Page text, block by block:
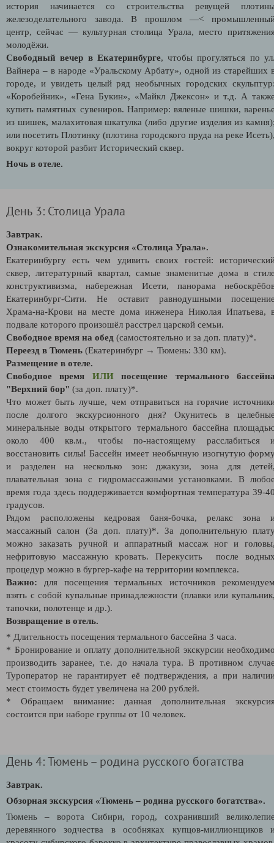
история начинается со строительства ревущей
железоделательного завода. В прошлом —<
центр, сейчас — культурная столица Урала, место
молодёжи.
Свободный вечер в Екатеринбурге, чтобы прогуляться по
Вайнера – в народе «Уральскому Арбату», одной из старейших
городе, и увидеть целый ряд необычных городских
«Коробейник», «Гена Букин», «Майкл Джексон» и т.д. А
купить памятных сувениров. Например: вяленые шишки,
из шишек, малахитовая шкатулка (либо другие изделия из
или посетить Плотинку (плотина городского пруда на реке
вокруг которой разбит Исторический сквер.
Ночь в отеле.
День 3: Столица Урала
Завтрак.
Ознакомительная экскурсия «Столица Урала».
Екатеринбургу есть чем удивить своих гостей:
сквер, литературный квартал, самые знаменитые дома в
конструктивизма, набережная Исети, панорама
Екатеринбург-Сити. Не оставит равнодушными
Храма-на-Крови на месте дома инженера Николая Ипатьева,
подвале которого произошёл расстрел царской семьи.
Свободное время на обед (самостоятельно и за доп. плату)*.
Переезд в Тюмень (Екатеринбург → Тюмень: 330 км).
Размещение в отеле.
Свободное время ИЛИпосещение термального
"Верхний бор" (за доп. плату)*.
Что может быть лучше, чем отправиться на горячие
после долгого экскурсионного дня? Окунитесь в
минеральные воды открытого термального бассейна
около 400 кв.м., чтобы по-настоящему расслабиться
восстановить силы! Бассейн имеет необычную изогнутую
и разделен на несколько зон: джакузи, зона для
плавательная зона с гидромассажными установками. В
время года здесь поддерживается комфортная температура 39-
градусов.
Рядом расположены кедровая баня-бочка, релакс зона
массажный салон (За доп. плату)*. За дополнительную
можно заказать ручной и аппаратный массаж ног и
нефритовую массажную кровать. Перекусить после
процедур можно в бургер-кафе на территории комплекса.
Важно: для посещения термальных источников
взять с собой купальные принадлежности (плавки или
тапочки, полотенце и др.).
Возвращение в отель.
* Длительность посещения термального бассейна 3 часа.
* Бронирование и оплату дополнительной экскурсии
производить заранее, т.е. до начала тура. В противном
Туроператор не гарантирует её подтверждения, а при
мест стоимость будет увеличена на 200 рублей.
* Обращаем внимание: данная дополнительная
состоится при наборе группы от 10 человек.
День 4: Тюмень – родина русского богатства
Завтрак.
Обзорная экскурсия «Тюмень – родина русского богатства».
Тюмень – ворота Сибири, город, сохранивший
деревянного зодчества в особняках купцов-миллионщиков